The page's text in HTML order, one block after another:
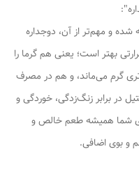
و مهم‌تر از آن، دوجداره
بهتر است؛ یعنی هم گرما را
گرم می‌ماند، و هم در مصرف
در برابر زنگ‌زدگی، خوردگی و
شما همیشه طعم خالص و
و بوی اضافی.